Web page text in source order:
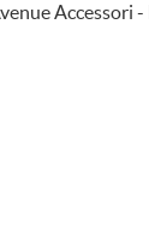
Accessori -